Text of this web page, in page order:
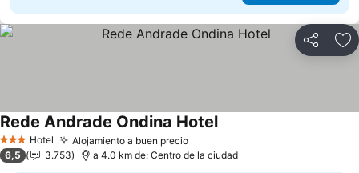
Compartir
3 Estrellas
Hotel Alojamiento a buen precio
Rede Andrade Ondina Hotel
6,5 3.753 a 4.0 km de: Centro de la ciudad